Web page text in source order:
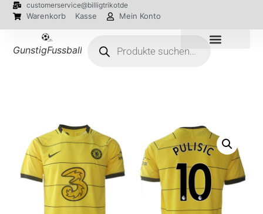
customerservice@billigtrikotde
Warenkorb Kasse Mein Konto
GunstigFussballTrikot